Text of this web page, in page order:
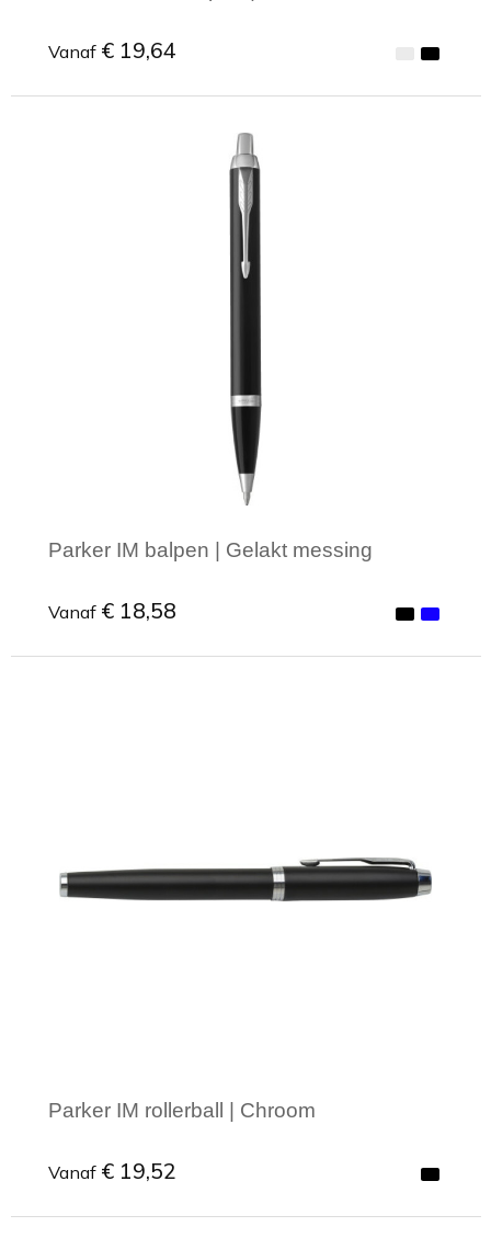
Vanaf € 19,64
Minimale afname: 1
Parker IM balpen | Gelakt messing
Vanaf € 18,58
Parker IM rollerball | Chroom
Vanaf € 19,52